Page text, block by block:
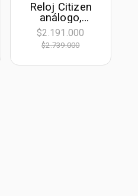
Reloj Citizen
análogo,
Unisex, tablero
redondo color
morado, estilo
$2.191.000
$2.739.000